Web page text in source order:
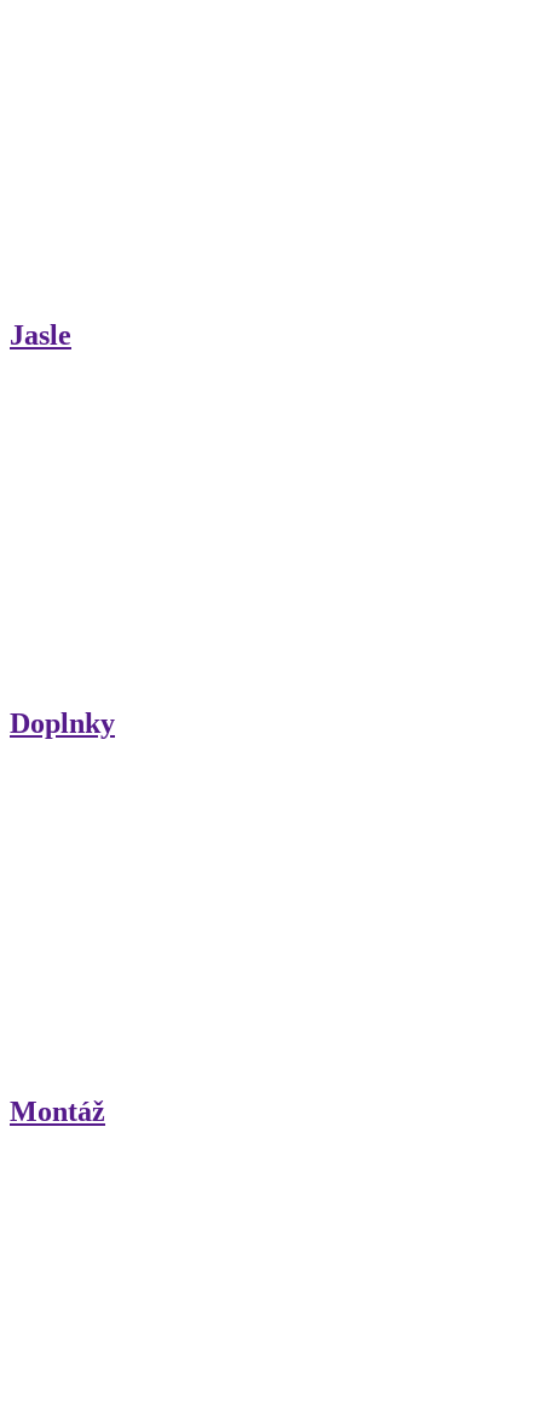
Jasle
Doplnky
Montáž